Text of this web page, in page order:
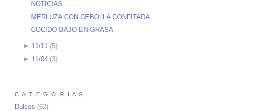
NOTICIAS
MERLUZA CON CEBOLLA CONFITADA
COCIDO BAJO EN GRASA
► 11/11(5)
► 11/04(3)
C A T E G O R I A S
Dulces (62)